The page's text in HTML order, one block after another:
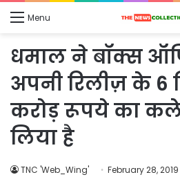
Menu
धमाल ने बॉक्स
अपनी रिलीज़ के 6
करोड़ रूपये का
लिया है
TNC 'Web_Wing' February 28, 2019